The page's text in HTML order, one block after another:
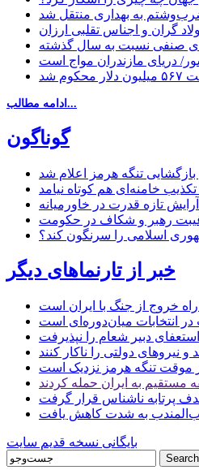
به بهداری منتقل شد
گران و اجناس تقلبی ارزان
دریای مازندران مواج است
شد
ادامه مطالب...
گوناگون
خامنه‌ای هم کوتاه نیامد
تازه قدرت در خاورمیانه
غیبت رهبر و شکاف در حکومت
اسلامی را سرنگون کند؟
خبر از تارنماهای دیگر
خروج از جنگ با ایران است
انتخابات میان‌دوره‌ای است
دبیر شعام را نپذیرفت
موقت تنگه هرمز نزدیک است
به ایران حمله کردند
پرتابه ناشناس قرار گرفت
باب‌المندب به شدت کاهش یافت
بایگانی نسخه قدیم سایت